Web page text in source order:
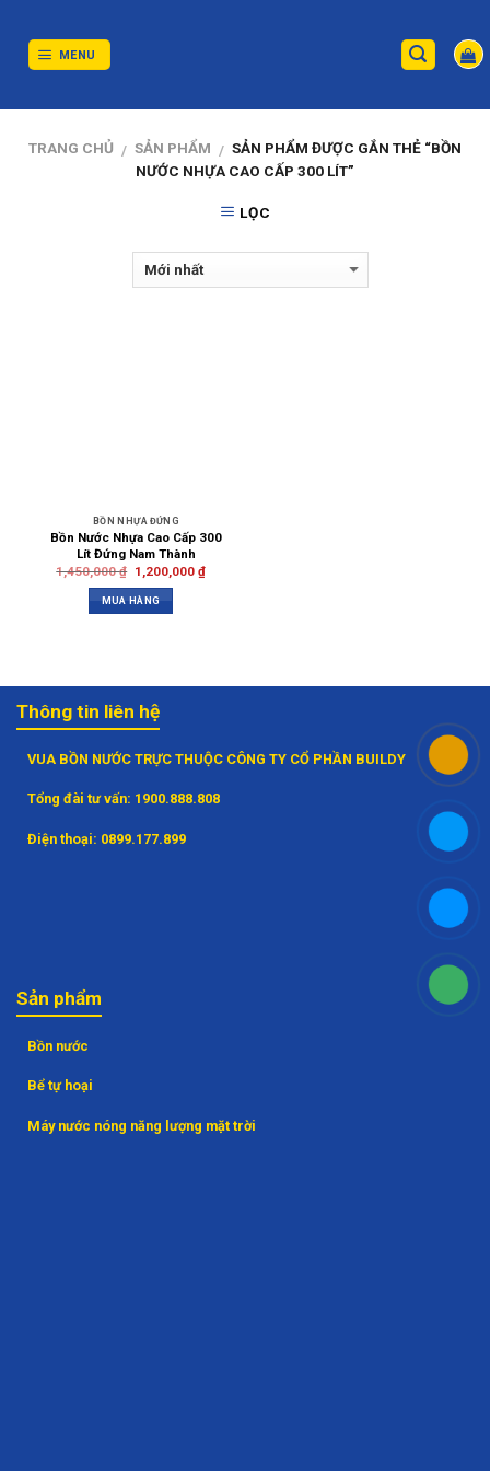
content
MENU
TRANG CHỦ / SẢN PHẨM / SẢN PHẨM ĐƯỢC GẮN THẺ “BỒN
NƯỚC NHỰA CAO CẤP 300 LÍT”
LỌC
BỒN NHỰA ĐỨNG
Bồn Nước Nhựa Cao Cấp 300
Lít Đứng Nam Thành
1,450,000₫ 1,200,000 ₫
MUA HÀNG
Thông tin liên hệ
VUA BỒN NƯỚC TRỰC THUỘC CÔNG TY CỔ PHẦN BUILDY
Tổng đài tư vấn: 1900.888.808
Điện thoại: 0899.177.899
Sản phẩm
Bồn nước
Bể tự hoại
Máy nước nóng năng lượng mặt trời